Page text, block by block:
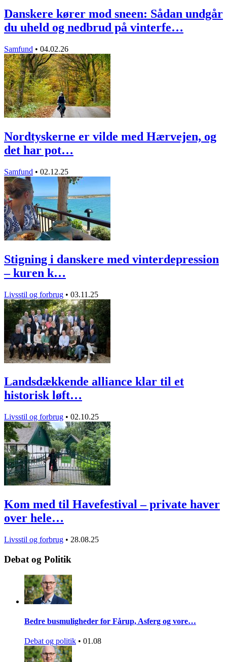
Danskere kører mod sneen: Sådan undgår
du uheld og nedbrud på vinterfe…
Samfund • 04.02.26
Nordtyskerne er vilde med Hærvejen, og
det har pot…
Samfund • 02.12.25
Stigning i danskere med vinterdepression
– kuren k…
Livsstil og forbrug • 03.11.25
Landsdækkende alliance klar til et
historisk løft…
Livsstil og forbrug • 02.10.25
Kom med til Havefestival – private haver
over hele…
Livsstil og forbrug • 28.08.25
Debat og Politik
Bedre busmuligheder for Fårup, Asferg og vore…
Debat og politik • 01.08